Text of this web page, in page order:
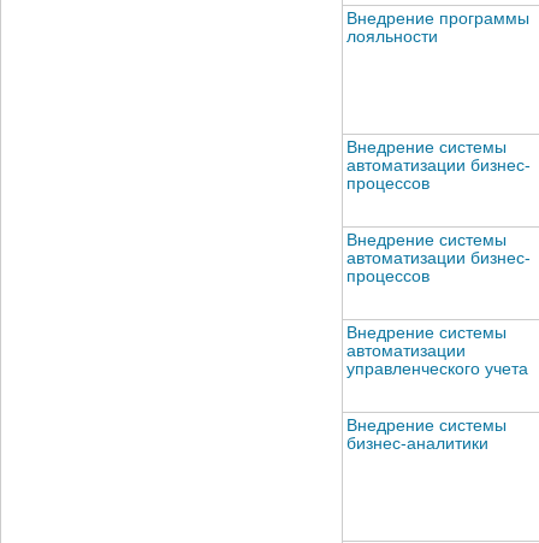
Внедрение программы
лояльности
Внедрение системы
автоматизации бизнес-
процессов
Внедрение системы
автоматизации бизнес-
процессов
Внедрение системы
автоматизации
управленческого учета
Внедрение системы
бизнес-аналитики